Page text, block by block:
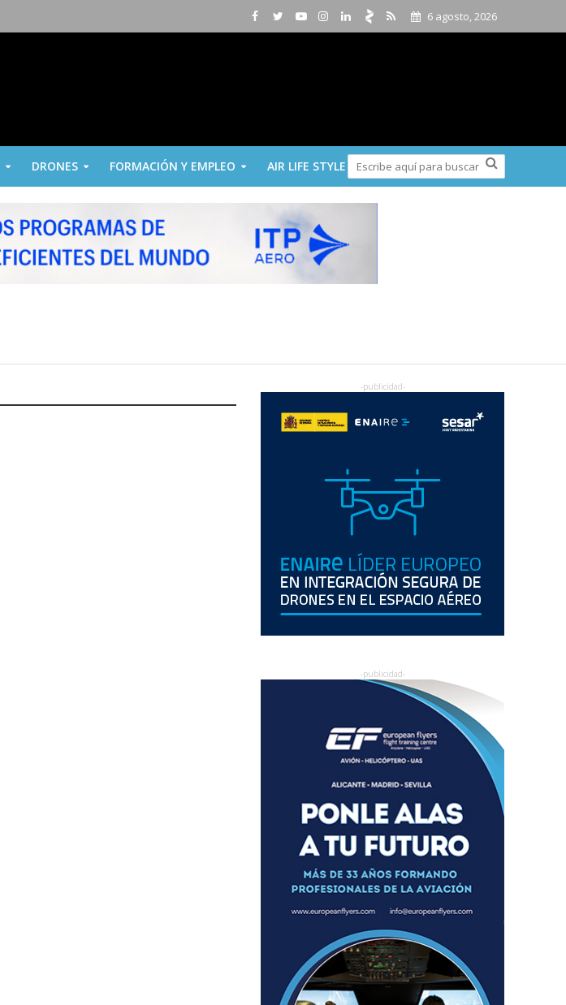
6 agosto, 2026
DRONES FORMACIÓN Y EMPLEO AIR LIFE STYLE